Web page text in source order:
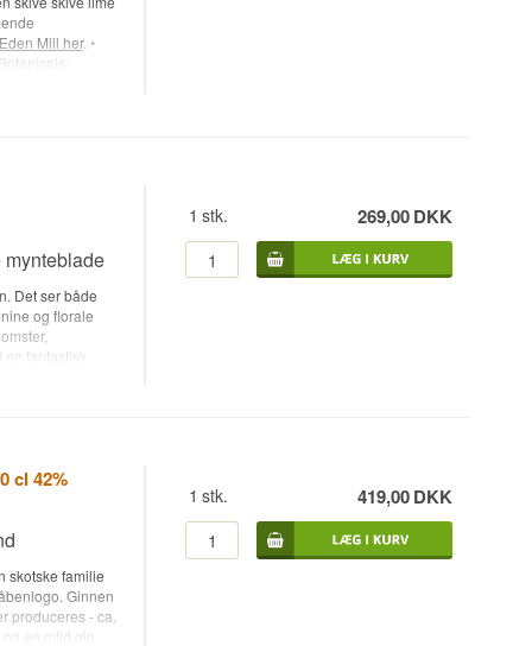
Mill her. •
42% • 70
Det ser både
og florale
fantastisk
1 stk. 269,00DKK
cl 42%
skotske familie
Ginnen
produceres - ca.
en mild gin
1 stk. 419,00DKK